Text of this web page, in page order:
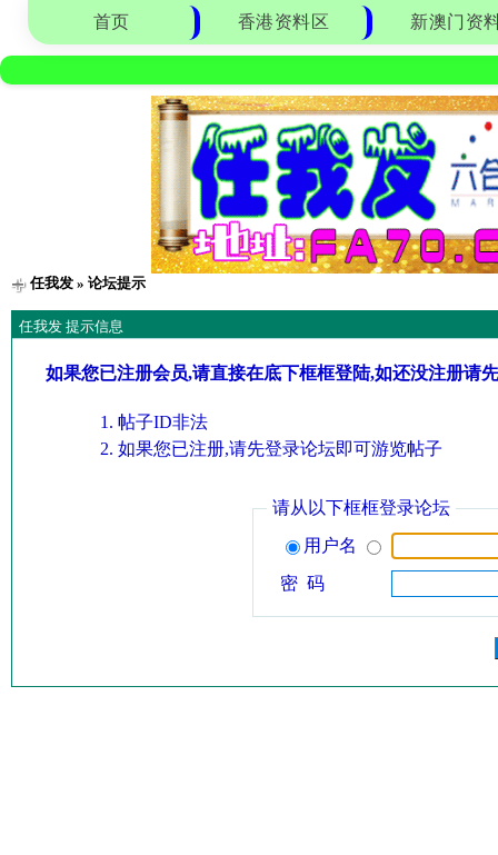
首页 香港资料区 新澳门资
任我发» 论坛提示
任我发 提示信息
如果您已注册会员,请直接在底下框框登陆,如还没注册请
帖子ID非法
如果您已注册,请先登录论坛即可游览帖子
请从以下框框登录论坛
用户名
密 码